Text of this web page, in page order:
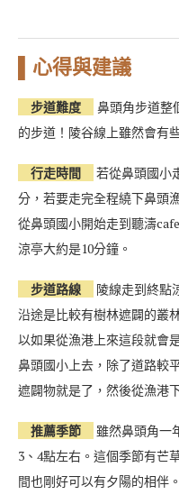
▌心得與建議
步道難度
鼻頭角步道整
的步道！陵谷線上雖然會有
行走時間
若從鼻頭國小
分，若要走完全程繞下鼻頭
從鼻頭國小開始走到聽濤
涼亭大約是10分鐘。
步道路線
陵線走到終點
沿途是比較有樹林遮闢的叢
以如果從漁港上來這段就會
鼻頭國小上去，除了道路較
遮闢物就是了，然後從漁港
推薦季節
雖然鼻頭角一
3、4點左右。這個季節有芒
間也剛好可以有夕陽的相伴。